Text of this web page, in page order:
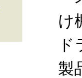
け
製